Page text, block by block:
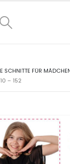
SCHNITTE FÜR
– 152